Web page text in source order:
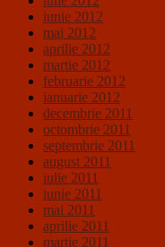
iunie 2012
mai 2012
aprilie 2012
martie 2012
februarie 2012
ianuarie 2012
decembrie 2011
octombrie 2011
septembrie 2011
august 2011
iulie 2011
iunie 2011
mai 2011
aprilie 2011
martie 2011